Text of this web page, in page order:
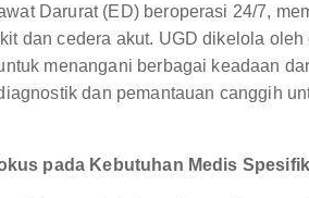
Darurat (ED) beroperasi 24/7,
dan cedera akut. UGD dikelola
menangani berbagai keadaan
dan pemantauan canggih
pada Kebutuhan Medis Spesifik